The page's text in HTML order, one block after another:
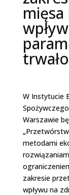
W Instytucie
Warszawie
metodami
zakresie
wpływu na